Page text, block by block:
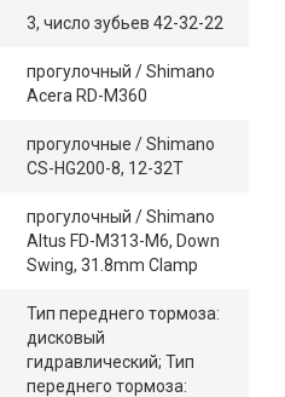
3, число зубьев 42-32-22
прогулочный / Shimano
Acera RD-M360
прогулочные / Shimano
CS-HG200-8, 12-32T
прогулочный / Shimano
Altus FD-M313-M6, Down
Swing, 31.8mm Clamp
Тип переднего тормоза:
дисковый
гидравлический; Тип
переднего тормоза: